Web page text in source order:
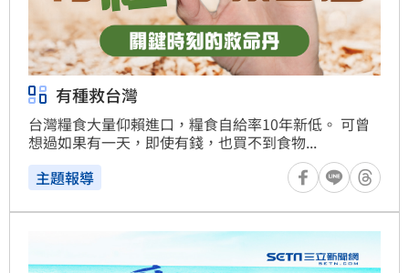
有種救台灣
台灣糧食大量仰賴進口，糧食自給率10年新低。 可曾
想過如果有一天，即使有錢，也買不到食物...
主題報導